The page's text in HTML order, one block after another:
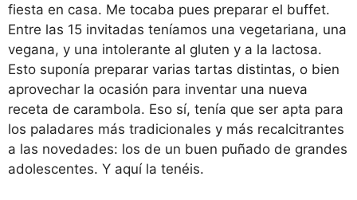
fiesta en casa. Me tocaba pues preparar el buffet.
Entre las 15 invitadas teníamos una vegetariana, una
vegana, y una intolerante al gluten y a la lactosa.
Esto suponía preparar varias tartas distintas, o bien
aprovechar la ocasión para inventar una nueva
receta de carambola. Eso sí, tenía que ser apta para
los paladares más tradicionales y más recalcitrantes
a las novedades: los de un buen puñado de grandes
adolescentes. Y aquí la tenéis.